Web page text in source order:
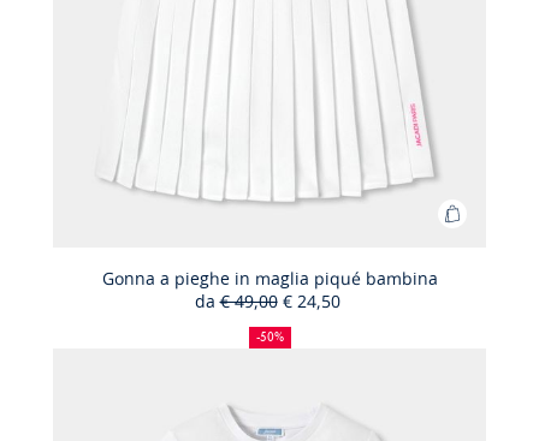
Aggiungi
Gonna a pieghe in maglia piqué bambina
da
50%
di
sconto
Prezzo
precedente
:
€ 49,00Nuovo
prezzo
:
€ 24,50
-50%